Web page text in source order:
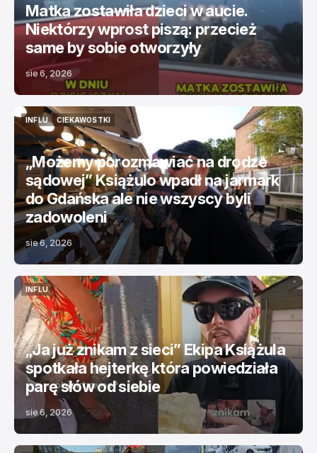
Matka zostawiła dzieci w aucie.
Niektórzy wprost piszą: przecież
same by sobie otworzyły
sie 6, 2026
INFLU
INFLU
CIEKAWOSTKI
CIEKAWOSTKI
„Możemy porozmawiać na drodze
sądowej” Książulo wpadł na jarmark
do Gdańska ale nie wszyscy byli
zadowoleni
sie 6, 2026
INFLU
INFLU
„Ja już znikam z sieci” Ekipa Książula
spotkała hejterkę która powiedziała
parę słów od siebie
sie 6, 2026